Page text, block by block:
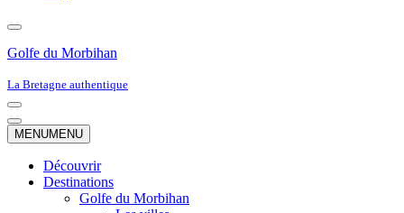
Golfe du Morbihan
La Bretagne authentique
Menu
de
navigation
Menu
de
MENUMENU
Découvrir
Destinations
Golfe du Morbihan